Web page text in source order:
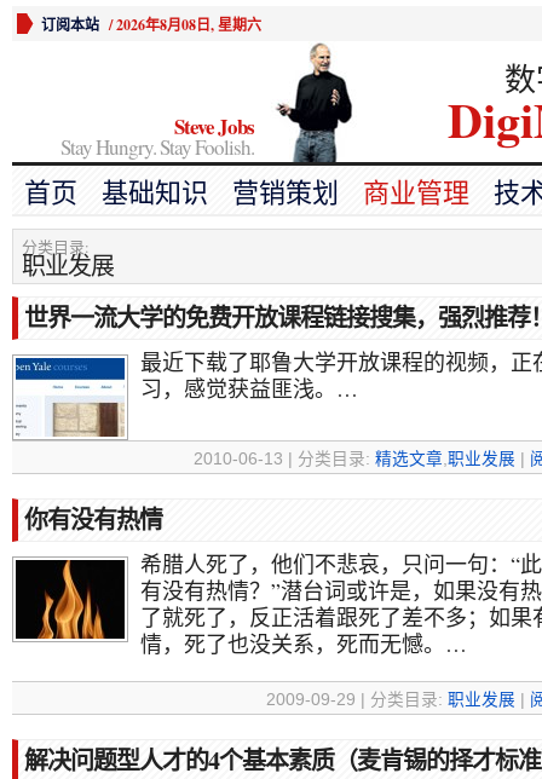
订阅本站 /2026年8月08日, 星期六
Steve Jobs
Stay Hungry. Stay Foolish.
首页 基础知识 营销策划 商业管理 技
分类目录:
职业发展
世界一流大学的免费开放课程链接搜集，强烈推荐
最近下载了耶鲁大学开放课程的视频，正
习，感觉获益匪浅。…
2010-06-13 | 分类目录: 精选文章,职业发展
你有没有热情
希腊人死了，他们不悲哀，只问一句：“
有没有热情？”潜台词或许是，如果没有
了就死了，反正活着跟死了差不多；如果
情，死了也没关系，死而无憾。…
2009-09-29 | 分类目录: 职业发展
解决问题型人才的4个基本素质（麦肯锡的择才标